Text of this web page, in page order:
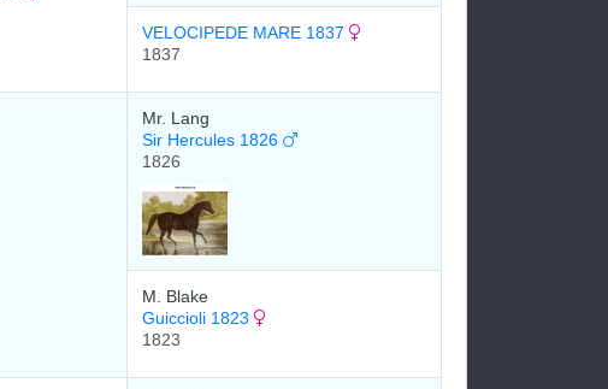
VELOCIPEDE MARE 1837
1837
Mr. Lang
Sir Hercules 1826
1826
M. Blake
Guiccioli 1823
1823